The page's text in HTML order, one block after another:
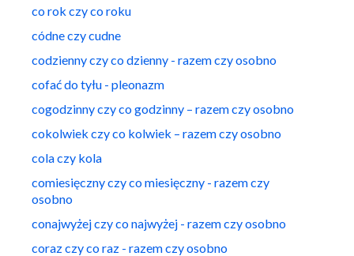
co rok czy co roku
códne czy cudne
codzienny czy co dzienny - razem czy osobno
cofać do tyłu - pleonazm
cogodzinny czy co godzinny – razem czy osobno
cokolwiek czy co kolwiek – razem czy osobno
cola czy kola
comiesięczny czy co miesięczny - razem czy
osobno
conajwyżej czy co najwyżej - razem czy osobno
coraz czy co raz - razem czy osobno